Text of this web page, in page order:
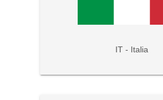
IT - Italia